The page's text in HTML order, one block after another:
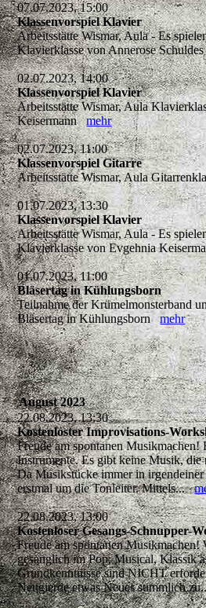
07.07.2023, 15:00
Klassenvorspiel Klavier
Arbeitsstätte Wismar, Aula - Es
Klavierklasse von Annerose
02.07.2023, 14:00
Klassenvorspiel Klavier
Arbeitsstätte Wismar, Aula
Keisermannmehr
02.07.2023, 11:00
Klassenvorspiel Gitarre
Arbeitsstätte Wismar, Aula
01.07.2023, 13:30
Klassenvorspiel Klavier
Arbeitsstätte Wismar, Aula - Es
Klavierklasse von Evgehnia
01.07.2023, 11:00
Bläsertag in Kühlungsborn
Teilnahme der Krümelmonsterband
Bläsertag in Kühlungsbornmehr
August 2023
22.08.2023, 13:30
Kostenloster Improvisations-
Freude am spontanen
Instrumente. Es gibt keine Musik,
Da Musikstücke immer in irgendeiner
erstmal um die Tonleiter. Mittels...
22.08.2023, 13:00
Kostenloser Gesangs-Schnupper-
Freude am spontanen Musikmachen!
gesanglich im Pop, Musical, Klassik
Grundkenntnisse sind NICHT
Neugierde etwas Neues stimmlich